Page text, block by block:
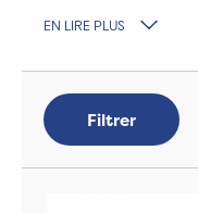
EN LIRE PLUS
Filtrer